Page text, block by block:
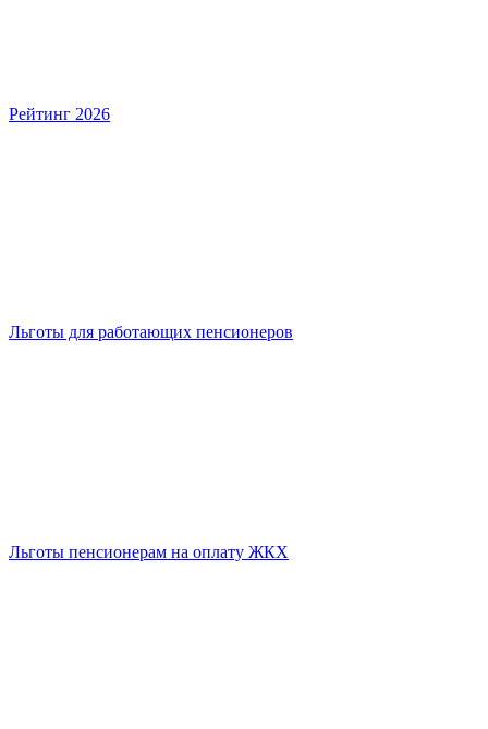
Рейтинг 2026
Льготы для работающих пенсионеров
Льготы пенсионерам на оплату ЖКХ